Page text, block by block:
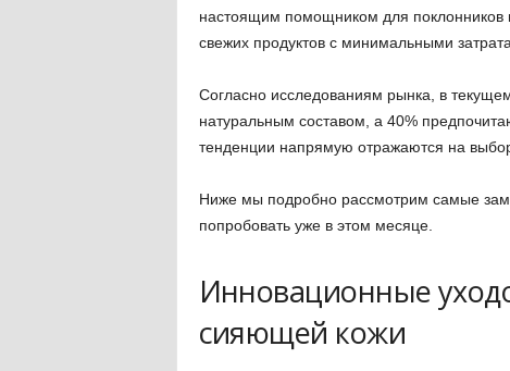
настоящим помощником для поклонников
свежих продуктов с минимальными
Согласно исследованиям рынка, в
натуральным составом, а 40%
тенденции напрямую отражаются на
Ниже мы подробно рассмотрим самые
попробовать уже в этом месяце.
Инновационные
сияющей кожи